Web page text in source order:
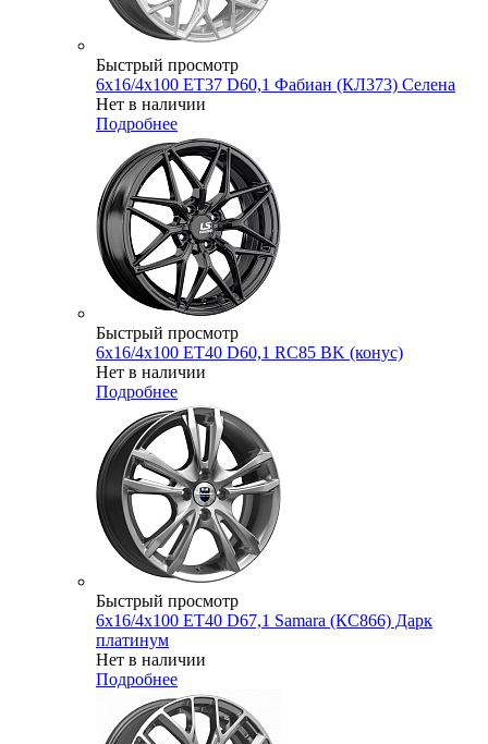
Быстрый просмотр
6x16/4x100 ET37 D60,1 Фабиан (КЛ373) Селена
Нет в наличии
Подробнее
Быстрый просмотр
6x16/4x100 ET40 D60,1 RC85 BK (конус)
Нет в наличии
Подробнее
Быстрый просмотр
6x16/4x100 ET40 D67,1 Samara (КС866) Дарк
платинум
Нет в наличии
Подробнее